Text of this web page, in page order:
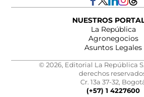
NUESTROS
La República
Agronegocios
Asuntos Legales
© 2026, Editorial La República
derechos
Cr. 13a 37-32,
(+57) 1 4227600